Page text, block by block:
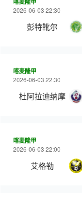
2026-06-03 22:30
彭特靴尔
喀麦隆甲
2026-06-03 22:30
杜阿拉迪纳摩
喀麦隆甲
2026-06-03 22:00
艾格勒